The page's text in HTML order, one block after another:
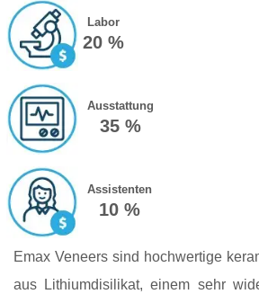
Labor
20 %
Ausstattung
35 %
Assistenten
10 %
Emax Veneers sind hochwertige
aus Lithiumdisilikat, einem sehr